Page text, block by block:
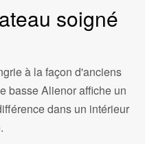
soigné
à la façon d'anciens
basse Alienor affiche un
dans un intérieur